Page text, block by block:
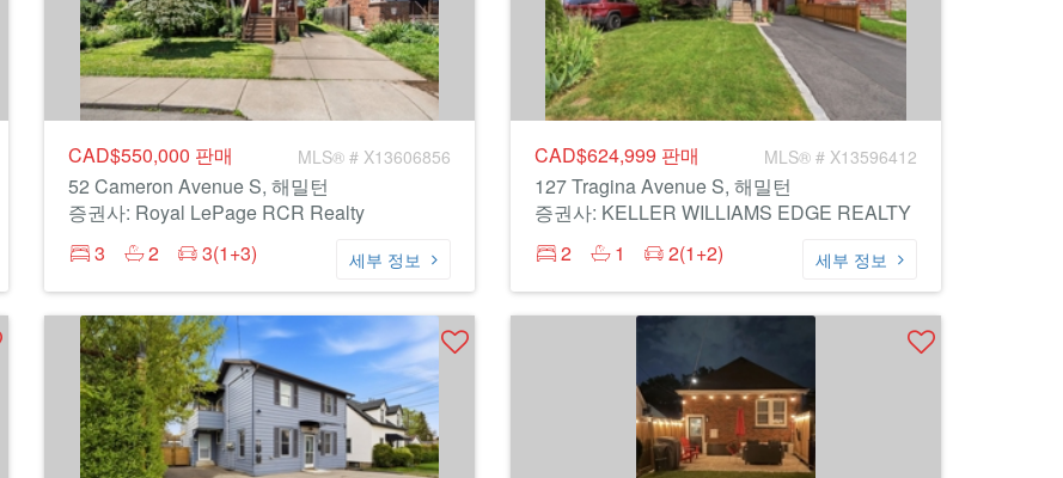
CAD$550,000 판매 MLS® # X13606856
52 Cameron Avenue S, 해밀턴
증권사: Royal LePage RCR Realty
3
2 3(1+3) 세부 정보
CAD$624,999 판매 MLS® # X13596412
127 Tragina Avenue S, 해밀턴
증권사: KELLER WILLIAMS EDGE REALTY
2
1 2(1+2) 세부 정보